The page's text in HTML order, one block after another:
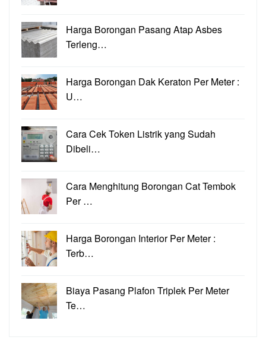
Harga Borongan Pasang Atap Asbes
Terleng…
Harga Borongan Dak Keraton Per Meter :
U…
Cara Cek Token Listrik yang Sudah
Dibeli…
Cara Menghitung Borongan Cat Tembok
Per …
Harga Borongan Interior Per Meter :
Terb…
Biaya Pasang Plafon Triplek Per Meter
Te…